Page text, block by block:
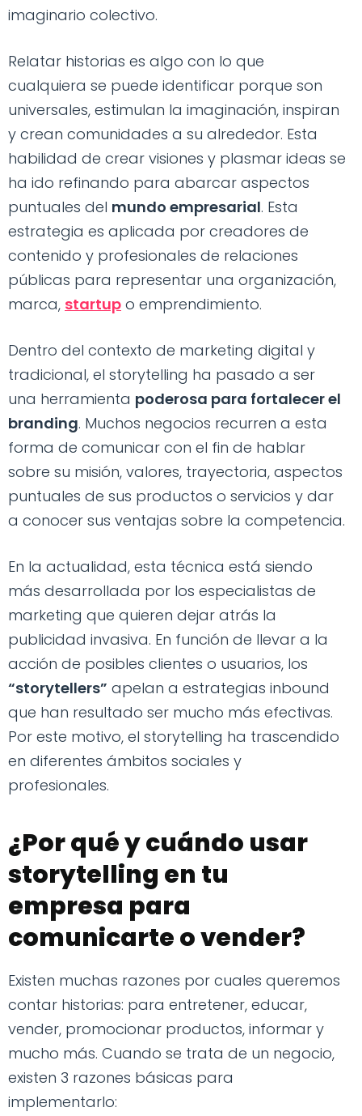
imaginario colectivo.
Relatar historias es algo con lo que
cualquiera se puede identificar porque son
universales, estimulan la imaginación, inspiran
y crean comunidades a su alrededor. Esta
habilidad de crear visiones y plasmar ideas se
ha ido refinando para abarcar aspectos
puntuales del mundo empresarial. Esta
estrategia es aplicada por creadores de
contenido y profesionales de relaciones
públicas para representar una organización,
marca, startup o emprendimiento.
Dentro del contexto de marketing digital y
tradicional, el storytelling ha pasado a ser
una herramienta poderosa para fortalecer el
branding. Muchos negocios recurren a esta
forma de comunicar con el fin de hablar
sobre su misión, valores, trayectoria, aspectos
puntuales de sus productos o servicios y dar
a conocer sus ventajas sobre la competencia.
En la actualidad, esta técnica está siendo
más desarrollada por los especialistas de
marketing que quieren dejar atrás la
publicidad invasiva. En función de llevar a la
acción de posibles clientes o usuarios, los
“storytellers” apelan a estrategias inbound
que han resultado ser mucho más efectivas.
Por este motivo, el storytelling ha trascendido
en diferentes ámbitos sociales y
profesionales.
¿Por qué y cuándo usar
storytelling en tu
empresa para
comunicarte o vender?
Existen muchas razones por cuales queremos
contar historias: para entretener, educar,
vender, promocionar productos, informar y
mucho más. Cuando se trata de un negocio,
existen 3 razones básicas para
implementarlo: